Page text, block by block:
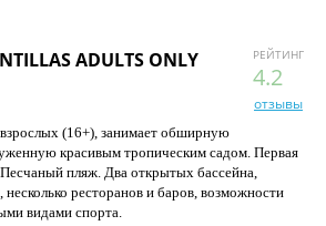
РЕЙТИНГ
4.2
отзывы
ADULTS ONLY
взрослых (16+), занимает обширную
красивым тропическим садом. Первая
Песчаный пляж. Два открытых бассейна,
ресторанов и баров, возможности
видами спорта.